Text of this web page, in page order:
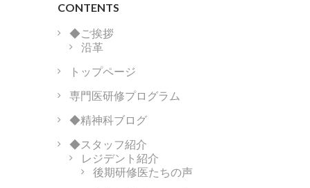
CONTENTS
◆ご挨拶
沿革
トップページ
専門医研修プログラム
◆精神科ブログ
◆スタッフ紹介
レジデント紹介
後期研修医たちの声